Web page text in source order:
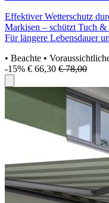
Effektiver Wetterschutz
Markisen – schützt Tuch
Für längere Lebensdauer
• Beachte •
-15% € 66,30 € 78,00